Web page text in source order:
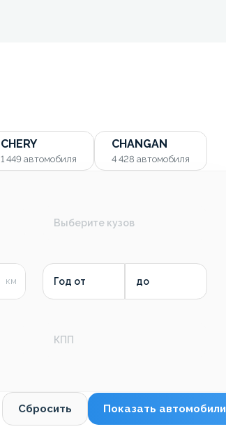
CHERY
1 449 автомобиля
CHANGAN
4 428 автомобиля
Выберите кузов
Год от до
КПП
Сбросить Показать автомобили